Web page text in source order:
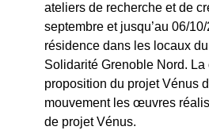
ateliers de recherche et de
septembre et jusqu’au 06/
résidence dans les locaux
Solidarité Grenoble Nord. La
proposition du projet Vénus
mouvement les œuvres
de projet Vénus.